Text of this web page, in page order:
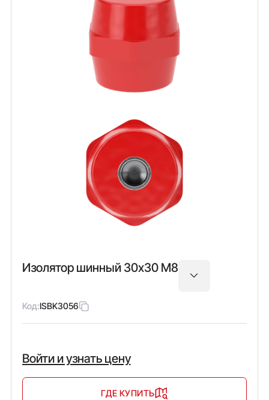
Изолятор шинный 30х30 М8
Код:ISBK3056
Войти и узнать цену
ГДЕ КУПИТЬ